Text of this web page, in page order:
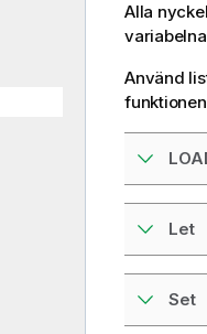
Alla
Använd
Let
Set